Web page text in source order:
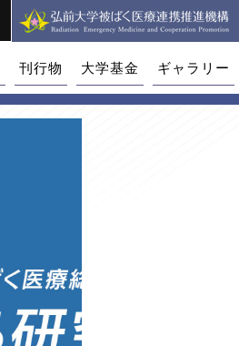
刊行物 大学基金 ギャラリー